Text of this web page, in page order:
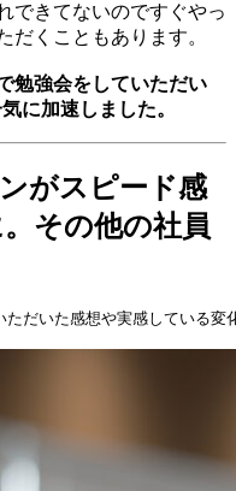
できてないのですぐやっ
だくこともあります。
勉強会をしていただい
に加速しました。
がスピード感
その他の社員
いた感想や実感している変